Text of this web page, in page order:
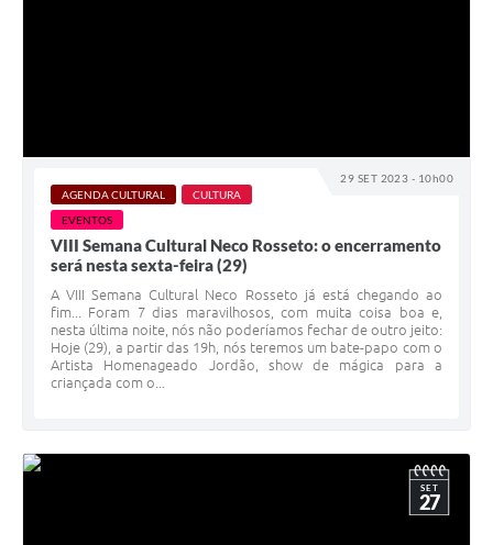
29 SET 2023 - 10h00
AGENDA CULTURAL
CULTURA
EVENTOS
VIII Semana Cultural Neco Rosseto: o encerramento
será nesta sexta-feira (29)
A VIII Semana Cultural Neco Rosseto já está chegando ao
fim... Foram 7 dias maravilhosos, com muita coisa boa e,
nesta última noite, nós não poderíamos fechar de outro jeito:
Hoje (29), a partir das 19h, nós teremos um bate-papo com o
Artista Homenageado Jordão, show de mágica para a
criançada com o...
SET
27